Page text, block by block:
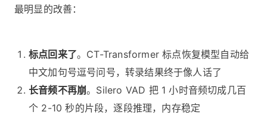
最明显的改善：
标点回来了。CT-Transformer 标点恢复模型自动给
中文加句号逗号问号，转录结果终于像人话了
长音频不再崩。Silero VAD 把 1 小时音频切成几百
个 2-10 秒的片段，逐段推理，内存稳定